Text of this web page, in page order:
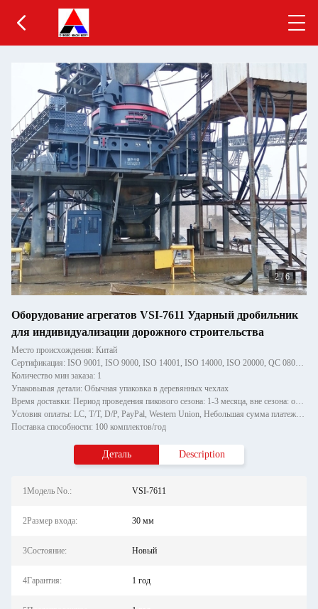
2/6
Оборудование агрегатов VSI-7611 Ударный дробильник
для индивидуализации дорожного строительства
Место происхождения: Китай
Сертификация: ISO 9001, ISO 9000, ISO 14001, ISO 14000, ISO 20000, QC 080000
Количество мин заказа: 1
Упаковывая детали: Обычная упаковка в деревянных чехлах
Время доставки: Период проведения пикового сезона: 1-3 месяца, вне сезона: один месяц
Условия оплаты: LC, T/T, D/P, PayPal, Western Union, Небольшая сумма платежа, Money Gram
Поставка способности: 100 комплектов/год
Деталь Description
1Модель No.: VSI-7611
2Размер входа: 30 мм
3Состояние: Новый
4Гарантия: 1 год